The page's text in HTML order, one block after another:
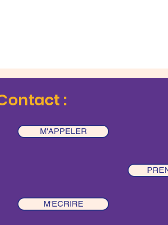
:
M'ECRIRE
M'APPELER